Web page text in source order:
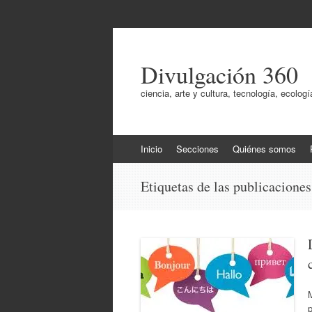
Divulgación 360
ciencia, arte y cultura, tecnología,
al
Inicio Secciones Quiénes somos
Etiquetas de las